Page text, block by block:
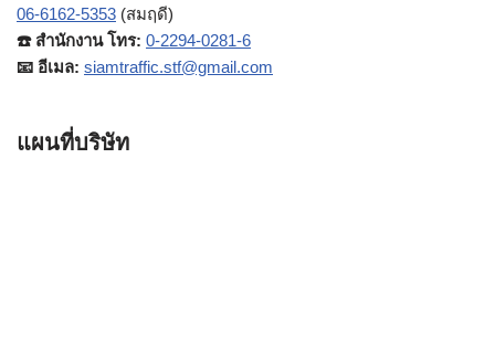
06-6162-5353 (สมฤดี)
☎️ สำนักงาน โทร: 0-2294-0281-6
📧 อีเมล: siamtraffic.stf@gmail.com
แผนที่บริษัท